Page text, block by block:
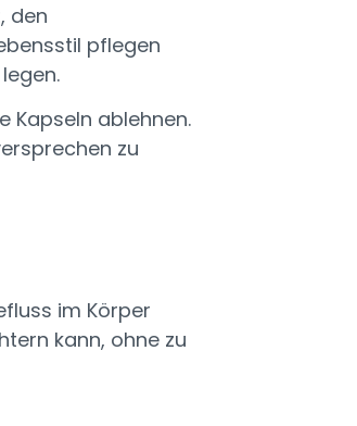
den
pflegen
Kapseln ablehnen.
zu
im Körper
kann, ohne zu